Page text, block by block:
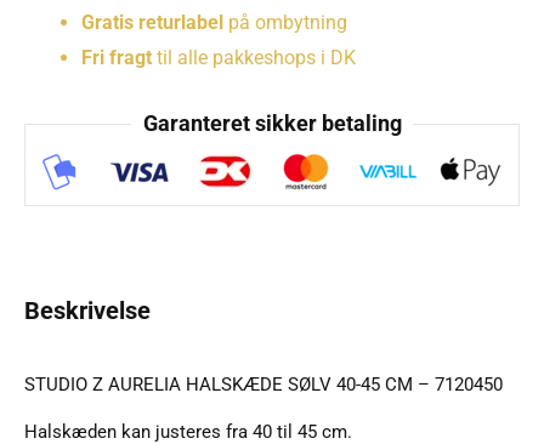
Gratis returlabel på ombytning
Fri fragt til alle pakkeshops i DK
Garanteret sikker betaling
Beskrivelse
STUDIO Z AURELIA HALSKÆDE SØLV 40-45 CM – 7120450
Halskæden kan justeres fra 40 til 45 cm.